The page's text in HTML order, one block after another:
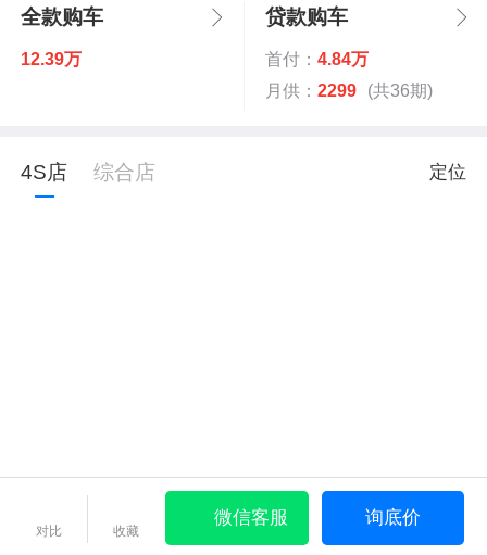
全款购车
12.39万
贷款购车
首付： 4.84万
月供： 2299 (共36期)
4S店 综合店 定位
对比 收藏
微信客服 询底价